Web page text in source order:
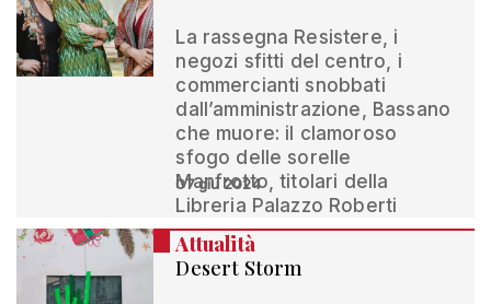
La rassegna Resistere, i
negozi sfitti del centro, i
commercianti snobbati
dall’amministrazione, Bassano
che muore: il clamoroso
sfogo delle sorelle
Manfrotto, titolari della
Libreria Palazzo Roberti
07 giu 2024
Attualità
Desert Storm